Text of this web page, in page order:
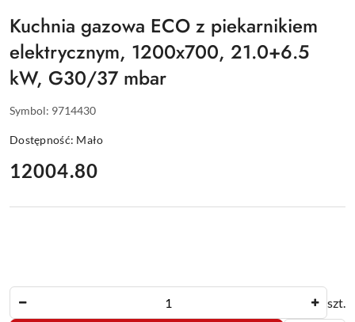
Kuchnia gazowa ECO z piekarnikiem
elektrycznym, 1200x700, 21.0+6.5
kW, G30/37 mbar
Symbol: 9714430
Dostępność: Mało
cena:
12004.80
szt.